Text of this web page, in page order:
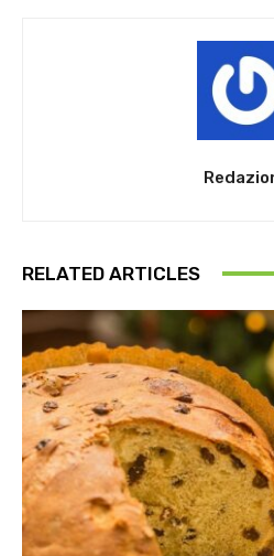
RELATED ARTICLES